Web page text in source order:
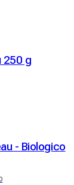
250 g
- Biologico